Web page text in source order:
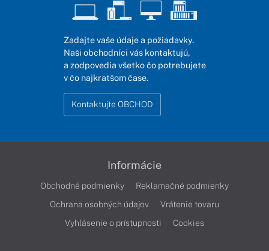
Zadajte vaše údaje a požiadavky.
Naši obchodníci vás kontaktujú,
a zodpovedia všetko čo potrebujete
v čo najkratšom čase.
Kontaktujte OBCHOD
Informácie
Obchodné podmienky
Reklamačné podmienky
Ochrana osobných údajov
Vrátenie tovaru
Vyhlásenie o prístupnosti
Cookies